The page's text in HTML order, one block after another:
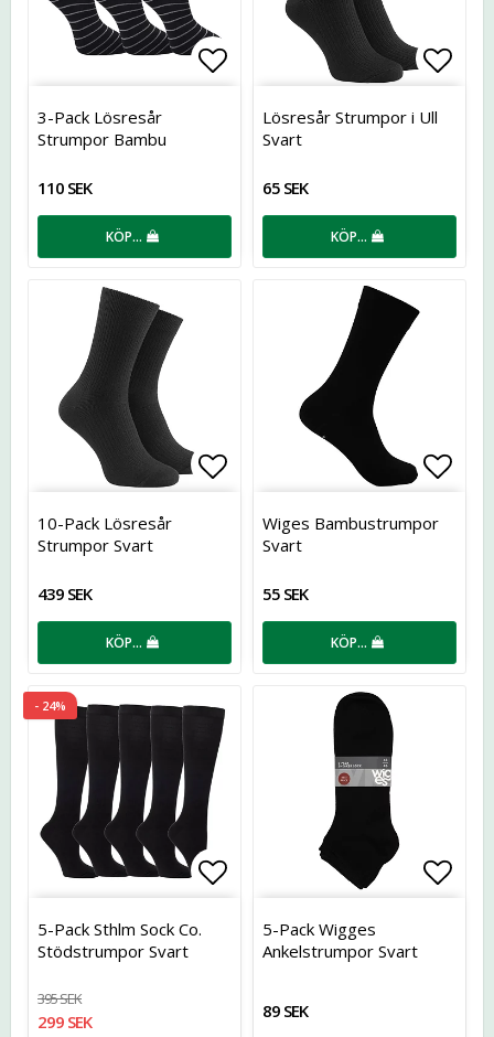
Lägg till i favoritlistan
3-Pack Lösresår
Strumpor Bambu
110 SEK
KÖP…
Lösresår Strumpor i Ull
Svart
65 SEK
KÖP…
Lägg till i favoritlistan
10-Pack Lösresår
Strumpor Svart
439 SEK
KÖP…
Wiges Bambustrumpor
Svart
55 SEK
KÖP…
- 24%
Lägg till i favoritlistan
5-Pack Sthlm Sock Co.
Stödstrumpor Svart
395 SEK
299 SEK
5-Pack Wigges
Ankelstrumpor Svart
89 SEK